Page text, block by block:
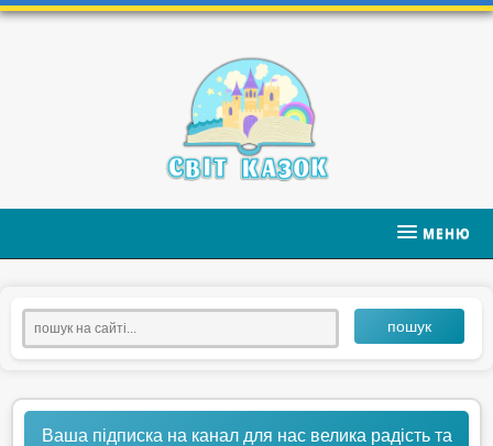
МЕНЮ
пошук
Ваша підписка на канал для нас велика радість та